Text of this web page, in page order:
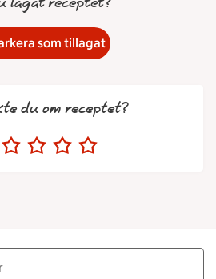
lagat receptet?
som tillagat
du om receptet?